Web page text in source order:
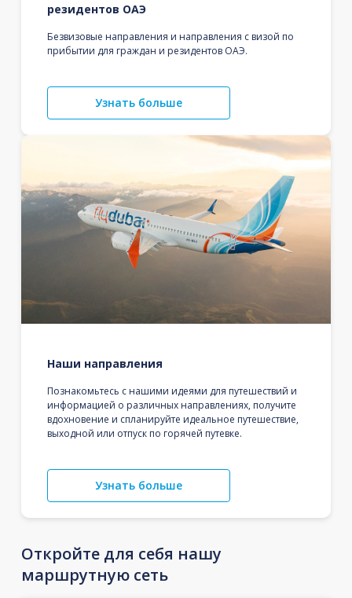
резидентов ОАЭ
Безвизовые направления и направления с визой по
прибытии для граждан и резидентов ОАЭ.
Узнать больше
Наши направления
Познакомьтесь с нашими идеями для путешествий и
информацией о различных направлениях, получите
вдохновение и спланируйте идеальное путешествие,
выходной или отпуск по горячей путевке.
Узнать больше
Откройте для себя нашу
маршрутную сеть